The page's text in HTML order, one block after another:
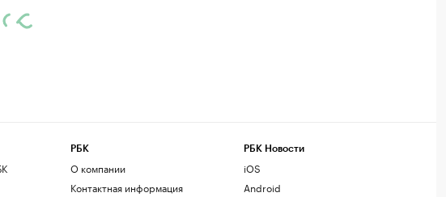
РБК
О компании
Контактная информация
РБК Новости
iOS
Android